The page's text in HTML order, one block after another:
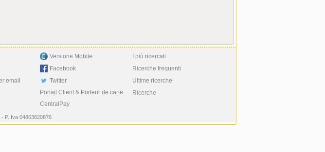
email
Versione Mobile
Facebook
Twitter
Portail Client & Porteur de carte
CentralPay
I più ricercati
Ricerche frequenti
Ultime ricerche
Ricerche
P. Iva 04863820876